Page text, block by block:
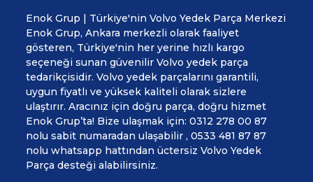
Enok Grup | Türkiye'nin Volvo Yedek Parça Merkezi
Enok Grup, Ankara merkezli olarak faaliyet
gösteren, Türkiye'nin her yerine hızlı kargo
seçeneği sunan güvenilir Volvo yedek parça
tedarikçisidir. Volvo yedek parçalarını garantili,
uygun fiyatlı ve yüksek kaliteli olarak sizlere
ulaştırır. Aracınız için doğru parça, doğru hizmet
Enok Grup’ta! Bize ulaşmak için: 0312 278 00 87
nolu sabit numaradan ulaşabilir , 0533 481 87 87
nolu whatsapp hattından üctersiz Volvo Yedek
Parça desteği alabilirsiniz.